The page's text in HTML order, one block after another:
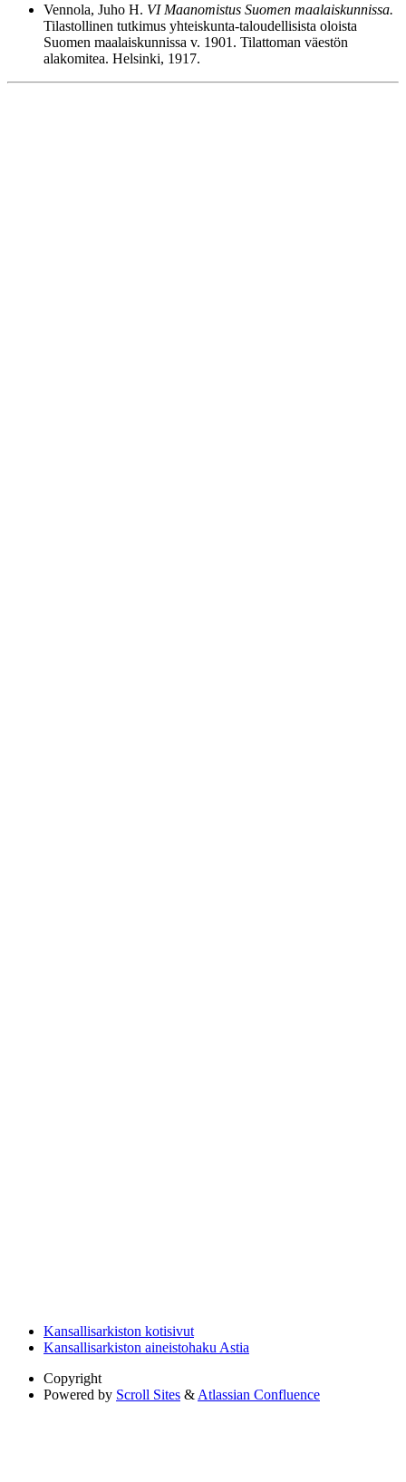
Vennola, Juho H. VI Maanomistus Suomen maalaiskunnissa.
Tilastollinen tutkimus yhteiskunta-taloudellisista oloista
Suomen maalaiskunnissa v. 1901. Tilattoman väestön
alakomitea. Helsinki, 1917.
Kansallisarkiston kotisivut
Kansallisarkiston aineistohaku Astia
Copyright
Powered by Scroll Sites & Atlassian Confluence